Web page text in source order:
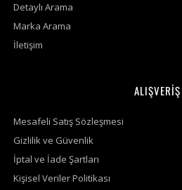
Detaylı Arama
Marka Arama
İletişim
ALIŞVERİŞ
Mesafeli Satış Sözleşmesi
Gizlilik ve Güvenlik
İptal ve İade Şartları
Kişisel Veriler Politikası